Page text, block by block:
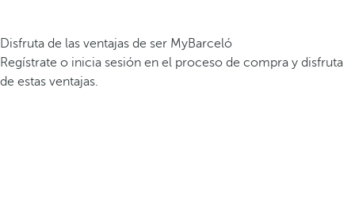
Disfruta de las ventajas de ser MyBarceló
Regístrate o inicia sesión en el proceso de compra y disfruta
de estas ventajas.